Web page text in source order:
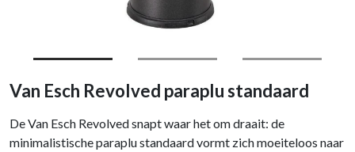
Van Esch Revolved paraplu standaard
De Van Esch Revolved snapt waar het om draait: de
minimalistische paraplu standaard vormt zich moeiteloos naar